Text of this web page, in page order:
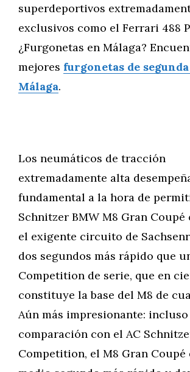
superdeportivos
exclusivos como el Ferrari 488
¿Furgonetas en Málaga?
mejores furgonetas de
Málaga.
Los neumáticos de tracción
extremadamente alta
fundamental a la hora de
Schnitzer BMW M8 Gran
el exigente circuito de
dos segundos más rápido que
Competition de serie, que en
constituye la base del M8 de
Aún más impresionante:
comparación con el AC
Competition, el M8 Gran Coupé